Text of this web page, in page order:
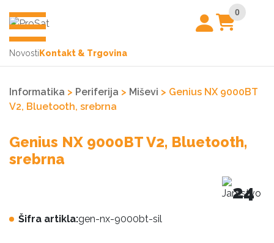
0
Novosti Kontakt & Trgovina
Informatika > Periferija > Miševi > Genius NX 9000BT
V2, Bluetooth, srebrna
Genius NX 9000BT V2, Bluetooth,
srebrna
Šifra artikla:gen-nx-9000bt-sil
24